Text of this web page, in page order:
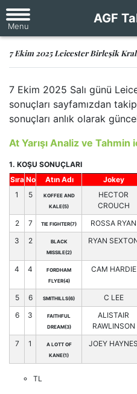
AGF
7 Ekim 2025 Leicester Birleşik
7 Ekim 2025 Salı günü
sonuçları sayfamızdan
sonuçları anlık olarak
At Yarışı Analiz ve Tahmin
1. KOŞU SONUÇLARI
Sıra No Atın Adı Jokey
1
5
KOFFEE AND
KALE(5)
HECTOR
CROUCH
2 7 TIE FIGHTER(7) ROSSA RYAN
3 2
BLACK
MISSILE(2)
RYAN
4 4
FORDHAM
FLYER(4)
CAM HARDIE
5 6 SMITHILLS(6) C LEE
6 3
FAITHFUL
DREAM(3)
ALISTAIR
RAWLINSON
7 1
A LOTT OF
KANE(1)
JOEY HAYNES
TL